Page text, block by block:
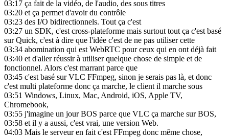
03:17 ça fait de la vidéo, de l'audio, des sous titres
03:20 et ça permet d'avoir du contrôle
03:23 des I/O bidirectionnels. Tout ça c'est
03:27 un SDK, c'est cross-plateforme mais surtout tout ça c'est basé
sur Quick, c'est à dire que l'idée c'est de ne pas utiliser cette
03:34 abomination qui est WebRTC pour ceux qui en ont déjà fait
03:40 et d'aller réussir à utiliser quelque chose de simple et de
fonctionnel. Alors c'est marrant parce que
03:45 c'est basé sur VLC FFmpeg, sinon je serais pas là, et donc
c'est multi plateforme donc ça marche, le client il marche sous
03:51 Windows, Linux, Mac, Android, iOS, Apple TV,
Chromebook,
03:55 j'imagine un jour BOS parce que VLC ça marche sur BOS,
03:58 et il y a aussi, c'est vrai, une version Web.
04:03 Mais le serveur en fait c'est FFmpeg donc même chose,